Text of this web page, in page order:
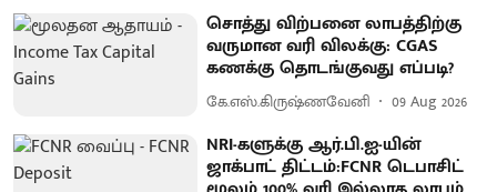
சொத்து விற்பனை லாபத்திற்கு
வருமான வரி விலக்கு: CGAS
கணக்கு தொடங்குவது எப்படி?
கே.எஸ்.கிருஷ்ணவேனி 09 Aug 2026
NRI-களுக்கு ஆர்.பி.ஐ-யின்
ஜாக்பாட் திட்டம்:FCNR டெபாசிட்